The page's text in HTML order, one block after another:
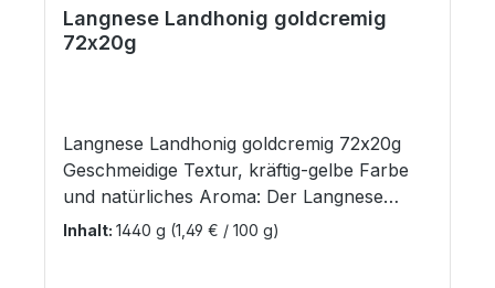
Langnese Landhonig goldcremig
72x20g
Langnese Landhonig goldcremig 72x20g
Geschmeidige Textur, kräftig-gelbe Farbe
und natürliches Aroma: Der Langnese
Landhonig goldcremig kommt im
Inhalt: 1440 g (1,49 € / 100 g)